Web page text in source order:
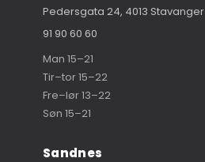
Pedersgata 24, 4013 Stavanger
91 90 60 60
Man 15–21
Tir–tor 15–22
Fre–lør 13–22
Søn 15–21
Sandnes